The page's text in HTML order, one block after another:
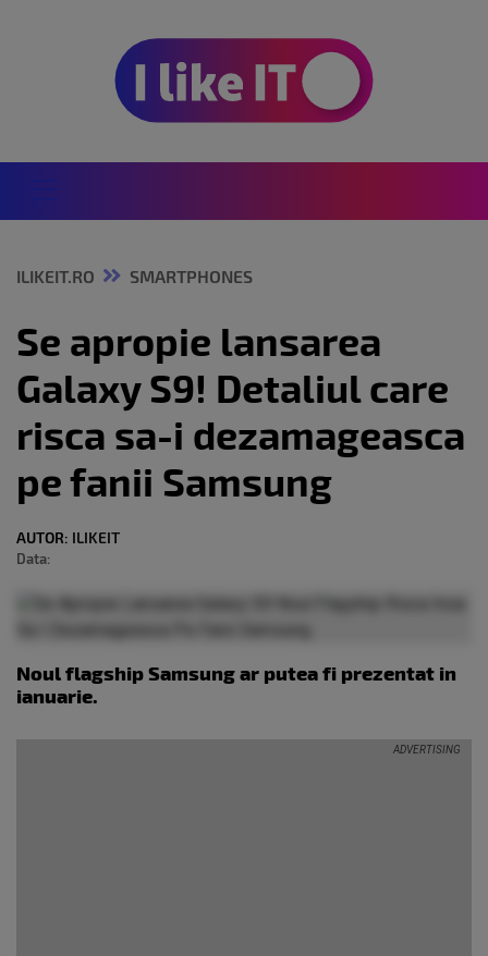
ILIKEIT.RO SMARTPHONES
Se apropie lansarea
Galaxy S9! Detaliul care
risca sa-i dezamageasca
pe fanii Samsung
AUTOR: ILIKEIT
Data:
Noul flagship Samsung ar putea fi prezentat in
ianuarie.